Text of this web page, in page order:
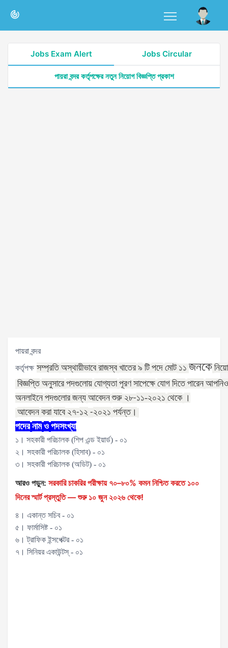
Jobs Exam Alert Jobs Circular
পায়রা বন্দর কর্তৃপক্ষের নতুন নিয়োগ বিজ্ঞপ্তি প্রকাশ
পায়রা বন্দর
কর্তৃপক্ষ সম্প্রতি অস্থায়ীভাবে রাজস্ব খাতের ৯ টি পদে মোট ১১ জনকে
বিজ্ঞপ্তি অনুসারে পদগুলোয় যোগ্যতা পূরণ সাপেক্ষে যোগ দিতে পারেন
অনলাইনে পদগুলোর জন্য আবেদন শুরু ২৮-১১-২০২১ থেকে ।
আবেদন করা যাবে ২৭-১২ -২০২১ পর্যন্ত।
পদের নাম ও পদসংখ্যা
১। সহকারী পরিচালক (শিপ এন্ড ইয়ার্ড) - ০১
২। সহকারী পরিচালক (হিসাব) - ০১
৩। সহকারী পরিচালক (অডিট) - ০১
আরও পড়ুন: সরকারি চাকরির পরীক্ষায় ৭০–৮০% কমন নিশ্চিত করতে ১০০
দিনের স্মার্ট প্রস্তুতি — শুরু ১০ জুন ২০২৬ থেকে!
৪। একান্ত সচিব - ০১
৫। ফার্মাসিষ্ট - ০১
৬। ট্রাফিক ইন্সপেক্টর - ০১
৭। সিনিয়র একাউন্টস্ - ০১